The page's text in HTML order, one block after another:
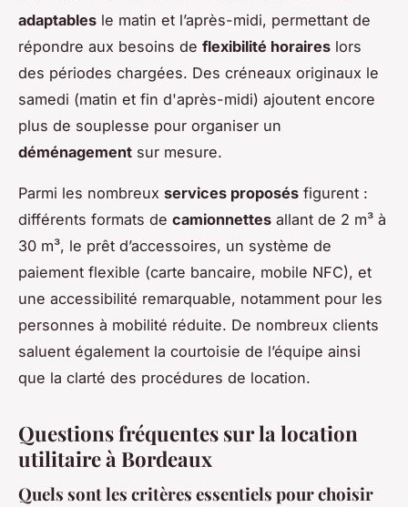
adaptables le matin et l’après-midi, permettant de
répondre aux besoins de flexibilité horaires lors
des périodes chargées. Des créneaux originaux le
samedi (matin et fin d'après-midi) ajoutent encore
plus de souplesse pour organiser un
déménagement sur mesure.
Parmi les nombreux services proposés figurent :
différents formats de camionnettes allant de 2 m³ à
30 m³, le prêt d’accessoires, un système de
paiement flexible (carte bancaire, mobile NFC), et
une accessibilité remarquable, notamment pour les
personnes à mobilité réduite. De nombreux clients
saluent également la courtoisie de l’équipe ainsi
que la clarté des procédures de location.
Questions fréquentes sur la location
utilitaire à Bordeaux
Quels sont les critères essentiels pour choisir